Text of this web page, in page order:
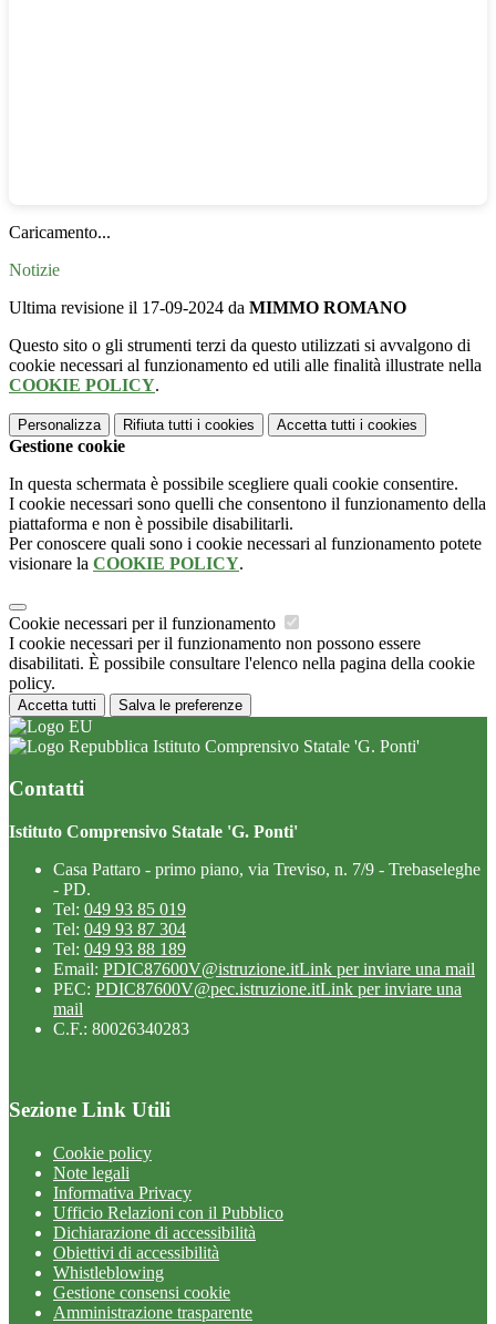
Caricamento...
Notizie
Ultima revisione il 17-09-2024 da MIMMO ROMANO
Questo sito o gli strumenti terzi da questo utilizzati si avvalgono di
cookie necessari al funzionamento ed utili alle finalità illustrate nella
COOKIE POLICY.
Personalizza Rifiuta tutti i cookies Accetta tutti i cookies
Gestione cookie
In questa schermata è possibile scegliere quali cookie consentire.
I cookie necessari sono quelli che consentono il funzionamento della
piattaforma e non è possibile disabilitarli.
Per conoscere quali sono i cookie necessari al funzionamento potete
visionare la COOKIE POLICY.
Cookie necessari per il funzionamento
I cookie necessari per il funzionamento non possono essere
disabilitati. È possibile consultare l'elenco nella pagina della cookie
policy.
Accetta tutti Salva le preferenze
Istituto Comprensivo Statale 'G. Ponti'
Contatti
Istituto Comprensivo Statale 'G. Ponti'
Casa Pattaro - primo piano, via Treviso, n. 7/9 - Trebaseleghe
- PD.
Tel: 049 93 85 019
Tel: 049 93 87 304
Tel: 049 93 88 189
Email: PDIC87600V@istruzione.itLink per inviare una mail
PEC: PDIC87600V@pec.istruzione.itLink per inviare una
mail
C.F.: 80026340283
Sezione Link Utili
Cookie policy
Note legali
Informativa Privacy
Ufficio Relazioni con il Pubblico
Dichiarazione di accessibilità
Obiettivi di accessibilità
Whistleblowing
Gestione consensi cookie
Amministrazione trasparente